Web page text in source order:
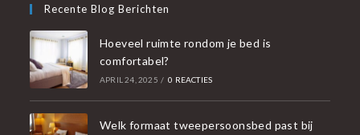
Recente Blog Berichten
Hoeveel ruimte rondom je bed is
comfortabel?
APRIL 24, 2025 / 0 REACTIES
Welk formaat tweepersoonsbed past bij